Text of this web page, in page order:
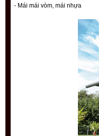
- Mái mái vòm, mái nhựa